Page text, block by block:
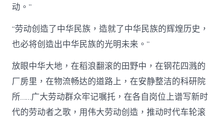
动。”
“劳动创造了中华民族，造就了中华民族的辉煌历史，
也必将创造出中华民族的光明未来。”
放眼中华大地，在稻浪翻滚的田野中，在钢花四溅的
厂房里，在物流畅达的道路上，在安静整洁的科研院
所……广大劳动群众牢记嘱托，在各自岗位上谱写新时
代的劳动者之歌，用伟大劳动创造，推动时代车轮滚